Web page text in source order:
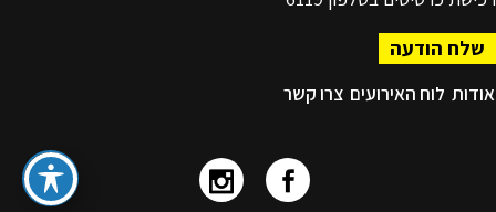
שלח הודעה
אודות לוח האירועים צרו קשר